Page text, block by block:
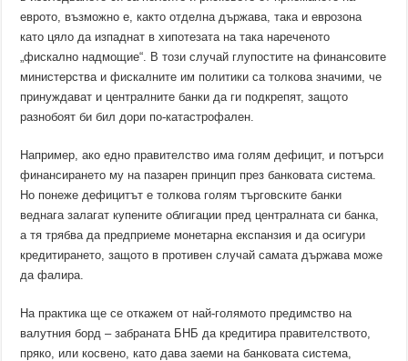
еврото, възможно е, както отделна държава, така и еврозона
като цяло да изпаднат в хипотезата на така нареченото
„фискално надмощие“. В този случай глупостите на финансовите
министерства и фискалните им политики са толкова значими, че
принуждават и централните банки да ги подкрепят, защото
разнобоят би бил дори по-катастрофален.
Например, ако едно правителство има голям дефицит, и потърси
финансирането му на пазарен принцип през банковата система.
Но понеже дефицитът е толкова голям търговските банки
веднага залагат купените облигации пред централната си банка,
а тя трябва да предприеме монетарна експанзия и да осигури
кредитирането, защото в противен случай самата държава може
да фалира.
На практика ще се откажем от най-голямото предимство на
валутния борд – забраната БНБ да кредитира правителството,
пряко, или косвено, като дава заеми на банковата система,